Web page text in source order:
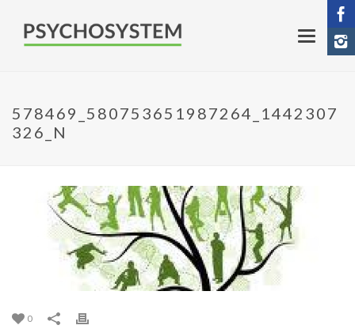
578469_580753651987264_1442307
326_N
0